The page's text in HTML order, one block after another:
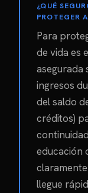
¿QUÉ
PROTEGER
Para
de vida es
asegurada
ingresos
del saldo
créditos)
educación
llegue